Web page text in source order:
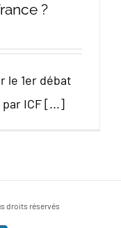
?
le 1er débat
ICF [...]
droits réservés